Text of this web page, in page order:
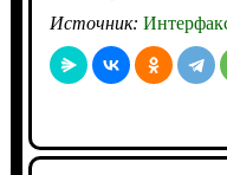
Источник: